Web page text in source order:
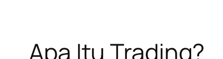
Apa Itu Trading?